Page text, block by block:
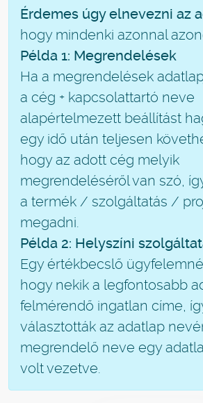
Érdemes úgy elnevezni az
hogy mindenki azonnal
Példa 1: Megrendelések
Ha a megrendelések
a cég + kapcsolattartó neve
alapértelmezett beállítást
egy idő után teljesen
hogy az adott cég melyik
megrendeléséről van szó,
a termék / szolgáltatás /
megadni.
Példa 2: Helyszíni
Egy értékbecslő
hogy nekik a legfontosabb
felmérendő ingatlan címe,
választották az adatlap
megrendelő neve egy
volt vezetve.